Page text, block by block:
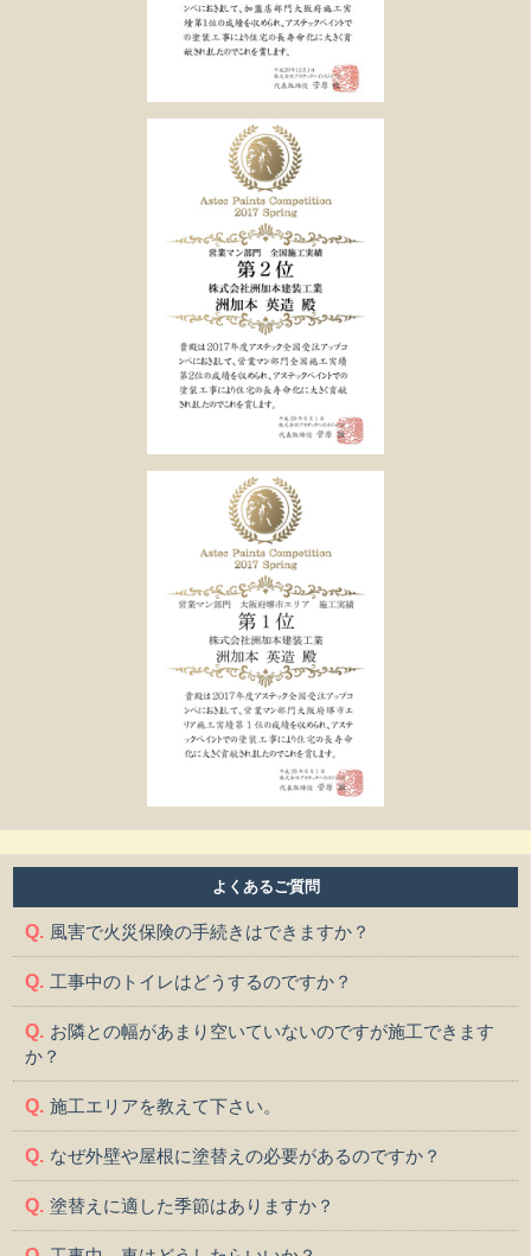
よくあるご質問
風害で火災保険の手続きはできますか？
工事中のトイレはどうするのですか？
お隣との幅があまり空いていないのですが施工できます
か？
施工エリアを教えて下さい。
なぜ外壁や屋根に塗替えの必要があるのですか？
塗替えに適した季節はありますか？